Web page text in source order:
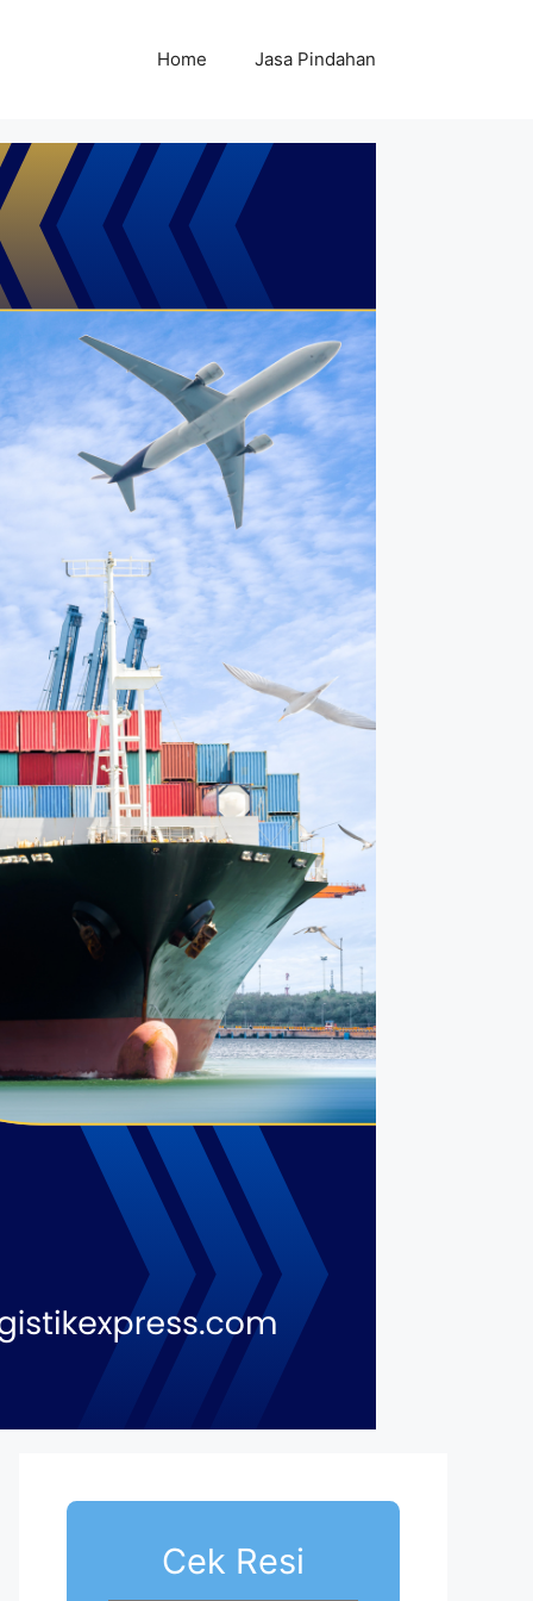
Home Jasa Pindahan
Cek Resi